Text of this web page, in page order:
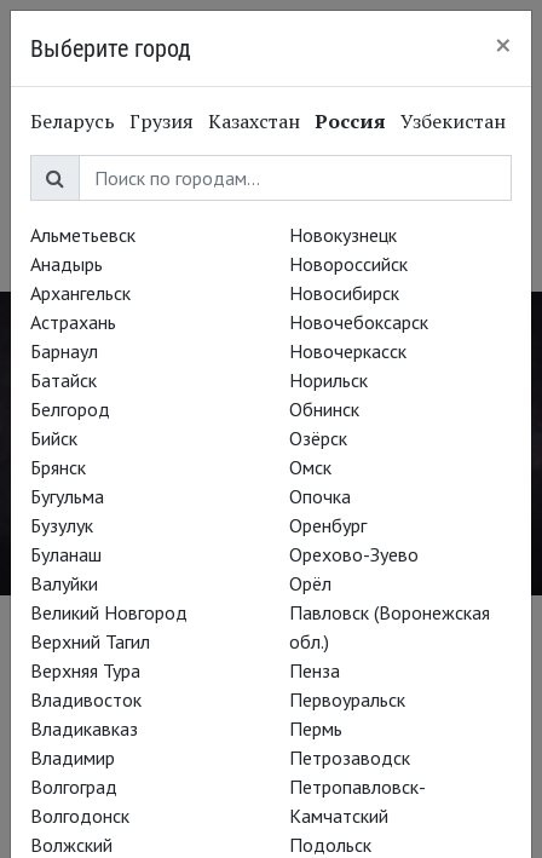
Элизабет Кульман
Elisabeth Kulman
Оперная певица, сопрано, меццо-сопрано, контральто
Постановки
Выберите город ×
Беларусь Грузия Казахстан Россия Узбекистан
Альметьевск
Анадырь
Архангельск
Астрахань
Барнаул
Батайск
Белгород
Бийск
Брянск
Бугульма
Бузулук
Буланаш
Валуйки
Великий Новгород
Верхний Тагил
Верхняя Тура
Владивосток
Владикавказ
Владимир
Волгоград
Волгодонск
Волжский
Новокузнецк
Новороссийск
Новосибирск
Новочебоксарск
Новочеркасск
Норильск
Обнинск
Озёрск
Омск
Опочка
Оренбург
Орехово-Зуево
Орёл
Павловск (Воронежская
обл.)
Пенза
Первоуральск
Пермь
Петрозаводск
Петропавловск-
Камчатский
Подольск